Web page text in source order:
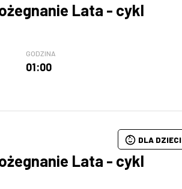
Lata - cykl
GODZINA
01:00
Lata - cykl
DLA DZIECI